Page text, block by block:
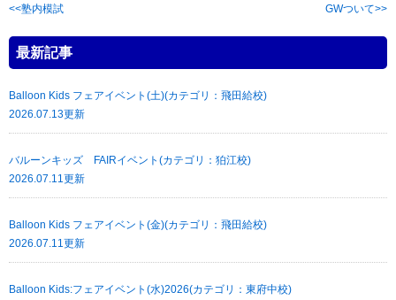
塾内模試 GWついて
最新記事
Balloon Kids フェアイベント(土)(カテゴリ：飛田給校)
2026.07.13更新
バルーンキッズ FAIRイベント(カテゴリ：狛江校)
2026.07.11更新
Balloon Kids フェアイベント(金)(カテゴリ：飛田給校)
2026.07.11更新
Balloon Kids:フェアイベント(水)2026(カテゴリ：東府中校)